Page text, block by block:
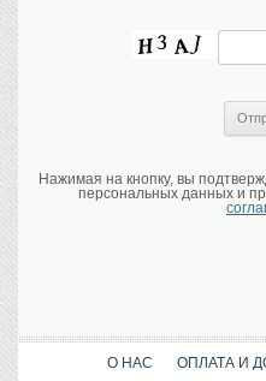
Нажимая на кнопку, вы
персональных данных и
О НАС ОПЛАТА И